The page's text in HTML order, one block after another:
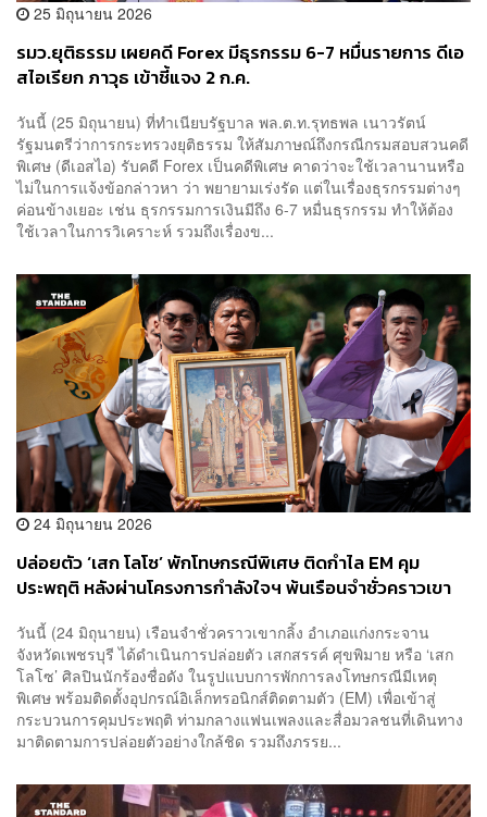
25 มิถุนายน 2026
รมว.ยุติธรรม เผยคดี Forex มีธุรกรรม 6-7 หมื่นรายการ ดีเอ
สไอเรียก ภาวุธ เข้าชี้แจง 2 ก.ค.
วันนี้ (25 มิถุนายน) ที่ทำเนียบรัฐบาล พล.ต.ท.รุทธพล เนาวรัตน์
รัฐมนตรีว่าการกระทรวงยุติธรรม ให้สัมภาษณ์ถึงกรณีกรมสอบสวนคดี
พิเศษ (ดีเอสไอ) รับคดี Forex เป็นคดีพิเศษ คาดว่าจะใช้เวลานานหรือ
ไม่ในการแจ้งข้อกล่าวหา ว่า พยายามเร่งรัด แต่ในเรื่องธุรกรรมต่างๆ
ค่อนข้างเยอะ เช่น ธุรกรรมการเงินมีถึง 6-7 หมื่นธุรกรรม ทำให้ต้อง
ใช้เวลาในการวิเคราะห์ รวมถึงเรื่องข...
24 มิถุนายน 2026
ปล่อยตัว ‘เสก โลโซ’ พักโทษกรณีพิเศษ ติดกำไล EM คุม
ประพฤติ หลังผ่านโครงการกำลังใจฯ พ้นเรือนจำชั่วคราวเขา
วันนี้ (24 มิถุนายน) เรือนจำชั่วคราวเขากลิ้ง อำเภอแก่งกระจาน
จังหวัดเพชรบุรี ได้ดำเนินการปล่อยตัว เสกสรรค์ ศุขพิมาย หรือ ‘เสก
โลโซ’ ศิลปินนักร้องชื่อดัง ในรูปแบบการพักการลงโทษกรณีมีเหตุ
พิเศษ พร้อมติดตั้งอุปกรณ์อิเล็กทรอนิกส์ติดตามตัว (EM) เพื่อเข้าสู่
กระบวนการคุมประพฤติ ท่ามกลางแฟนเพลงและสื่อมวลชนที่เดินทาง
มาติดตามการปล่อยตัวอย่างใกล้ชิด รวมถึงภรรย...